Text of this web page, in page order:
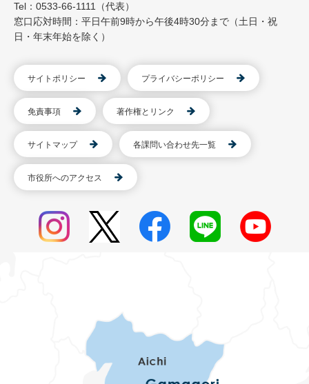
Tel：0533-66-1111（代表）
窓口応対時間：平日午前9時から午後4時30分まで（土日・祝
日・年末年始を除く）
サイトポリシー プライバシーポリシー
免責事項 著作権とリンク
サイトマップ 各課問い合わせ先一覧
市役所へのアクセス